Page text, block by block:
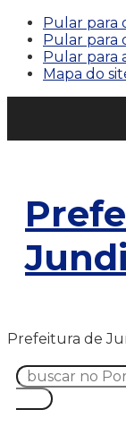
Pular para
Pular para
Pular para
Mapa do
Prefeitura de